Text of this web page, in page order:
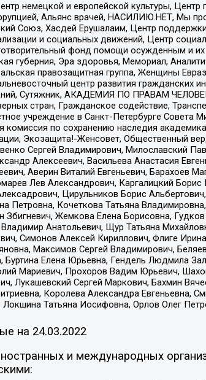
немецкой и европейской культуры,
Альянс врачей, НАСИЛИЮ.НЕТ, Мы
Союз, Хасдей Ерушалаим, Центр
и социальных движений, Центр
фонд помощи осужденным и
губерния, Эра здоровья, Мемориал,
правозащитная группа, Женщины
центр развития гражданских
Сутяжник, АКАДЕМИЯ ПО ПРАВАМ
стран, Гражданское содействие,
учреждение в Санкт-Петербурге Совета
по сохранению наследия
Экозащита!-Женсовет, Общественный
Сергей Владимирович, Милославский
Алексеевич, Васильева Анастасия
Аверин Виталий Евгеньевич, Барахоев
Лев Александрович, Каргалицкий Борис
Цирульников Борис
Кочеткова Татьяна
Збигневич, Жемкова Елена Борисовна,
Анатольевич, Щур Татьяна
Симонов Алексей Кириллович, Флиге
Максимов Сергей Владимирович,
Елена Юрьевна, Гендель Людмила
Мариевич, Прохоров Вадим Юрьевич,
Лукашевский Сергей Маркович, Бахмин
Королева Александра Евгеньевна,
Татьяна Иосифовна, Орлов Олег
на 24.03.2022
и международных